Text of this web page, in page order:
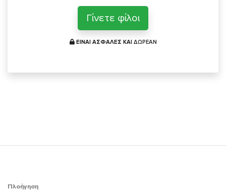
Γίνετε φίλοι
ΕΙΝΑΙ ΑΣΦΑΛΕΣ ΚΑΙ ΔΩΡΕΑΝ
Πλοήγηση